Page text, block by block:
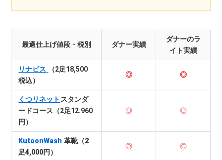
最適仕上げ値段・税別 ダナー実績
ダナーのラ
イト実績
リナビス
（2足18,500
税込）
◎ ◎
くつリネット スタンダ
ードコース（2足12.960
円）
◎ ◎
KutoonWash 革靴（2
足4,000円）
◎ ◎